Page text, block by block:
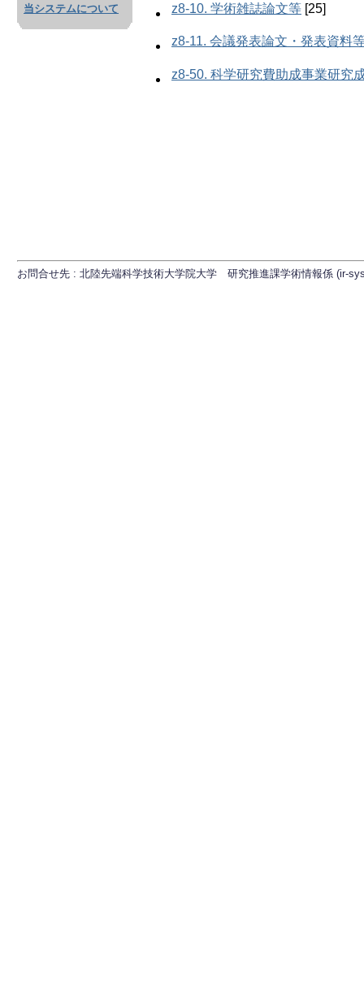
当システムについて z8-10. 学術雑誌論文等 [25]
z8-11. 会議発表論文・発表資料
z8-50. 科学研究費助成事業研究
お問合せ先 : 北陸先端科学技術大学院大学 研究推進課学術情報係 (ir-